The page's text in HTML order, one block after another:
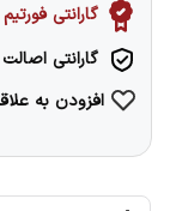
گارانتی فورتیم
گارانتی
افزودن به